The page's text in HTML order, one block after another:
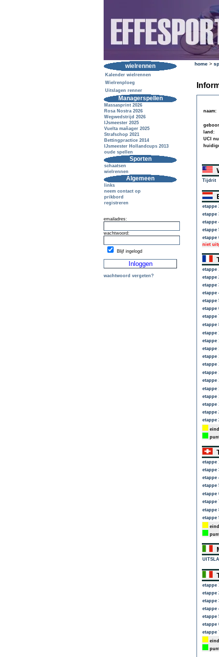
wielrennen
Kalender wielrennen
Wielrenploeg
Uitslagen renner
Managerspellen
Massasprint 2026
Rosa Nostra 2026
Wegwedstrijd 2026
IJsmeester 2025
Vuelta mañager 2025
Strafschop 2021
Bettingpractice 2014
IJsmeester Hollandcups 2013
oude spellen
Sporten
schaatsen
wielrennen
Algemeen
links
neem contact op
prikbord
registreren
emailadres:
wachtwoord:
Blijf ingelogd
wachtwoord vergeten?
home >
naam:
land:
UCI
Tijdrit
etappe
etappe
etappe
etappe
etappe
niet
etappe
etappe
etappe
etappe
etappe
etappe
etappe
etappe
etappe
etappe
etappe
etappe
etappe
etappe
etappe
etappe
etappe
etappe
etappe
etappe
etappe
etappe
etappe
etappe
etappe
etappe
etappe
etappe
etappe
etappe
etappe
etappe
etappe
etappe
etappe